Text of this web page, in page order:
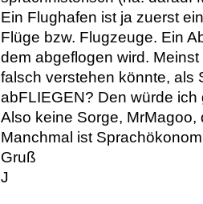
Ein Flughafen ist ja zuerst
Flüge bzw. Flugzeuge. Ein
dem abgeflogen wird.
falsch verstehen könnte, als
abFLIEGEN? Den würde ich
Also keine Sorge,
Manchmal ist
Gruß
J